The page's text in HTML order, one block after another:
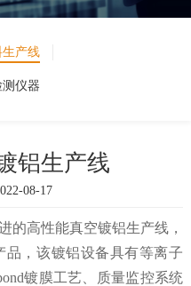
产线
仪器
铝生产线
08-17
高性能真空镀铝生产线，
，该镀铝设备具有等离子
镀膜工艺、质量监控系统